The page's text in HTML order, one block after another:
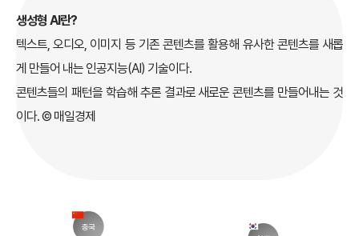
생성형 AI란?
텍스트, 오디오, 이미지 등 기존 콘텐츠를 활용해 유사한 콘텐츠를 새롭
게 만들어 내는 인공지능(AI) 기술이다.
콘텐츠들의 패턴을 학습해 추론 결과로 새로운 콘텐츠를 만들어내는 것
이다. © 매일경제